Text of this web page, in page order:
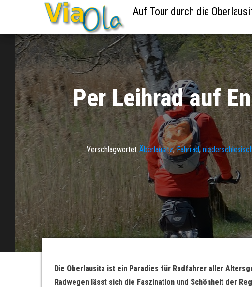
Auf Tour durch die
Per Leihrad auf
Verschlagwortet Äberlausitz,Fahrrad,
Die Oberlausitz ist ein Paradies für Radfahrer aller
Radwegen lässt sich die Faszination und Schönheit der